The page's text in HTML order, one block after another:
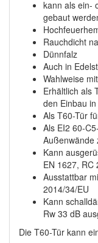
kann als ein-
gebaut
Rauchdicht
Dünnfalz
Auch in
Wahlweise
Erhältlich als
den Einbau
Als T60-Tür
Als EI2 60-
Außenwände
Kann
EN 1627, RC
Ausstattbar
2014/34/EU
Kann
Rw 33 dB
Die T60-Tür kann